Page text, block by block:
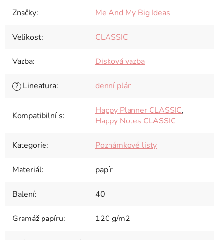
Značky: Me And My Big Ideas
Velikost: CLASSIC
Vazba: Disková vazba
? Lineatura: denní plán
Kompatibilní s: Happy Planner CLASSIC,
Happy Notes CLASSIC
Kategorie: Poznámkové listy
Materiál: papír
Balení: 40
Gramáž papíru: 120 g/m2